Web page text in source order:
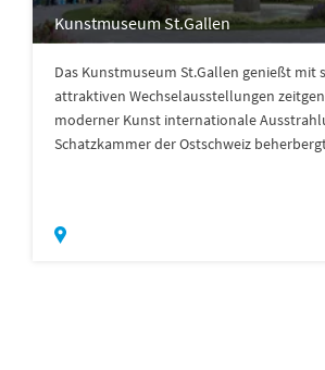
Kunstmuseum St.Gallen
Das Kunstmuseum St.Gallen genießt mit
attraktiven Wechselausstellungen
moderner Kunst internationale
Schatzkammer der Ostschweiz